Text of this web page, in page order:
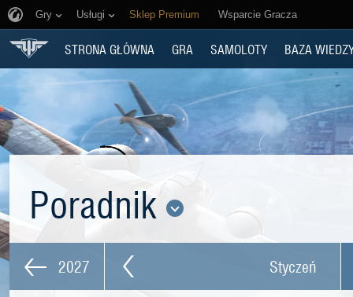
Gry Usługi Sklep Premium Wsparcie Gracza
STRONA GŁÓWNA GRA SAMOLOTY BAZA
Poradnik
2027 Styczeń